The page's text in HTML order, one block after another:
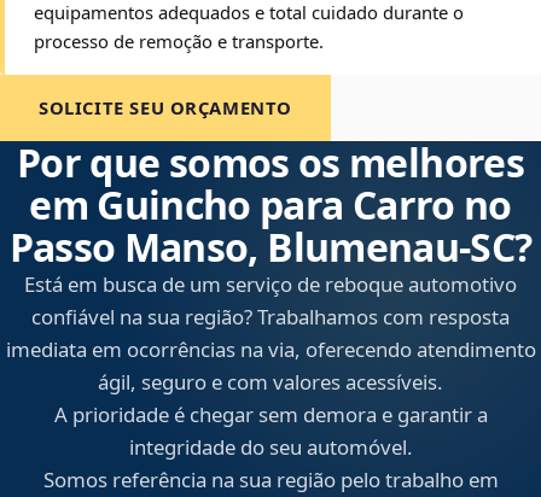
equipamentos adequados e total cuidado durante o
processo de remoção e transporte.
SOLICITE SEU ORÇAMENTO
Por que somos os melhores
em Guincho para Carro no
Passo Manso, Blumenau‑SC?
Está em busca de um serviço de reboque automotivo
confiável na sua região? Trabalhamos com resposta
imediata em ocorrências na via, oferecendo atendimento
ágil, seguro e com valores acessíveis.
A prioridade é chegar sem demora e garantir a
integridade do seu automóvel.
Somos referência na sua região pelo trabalho em